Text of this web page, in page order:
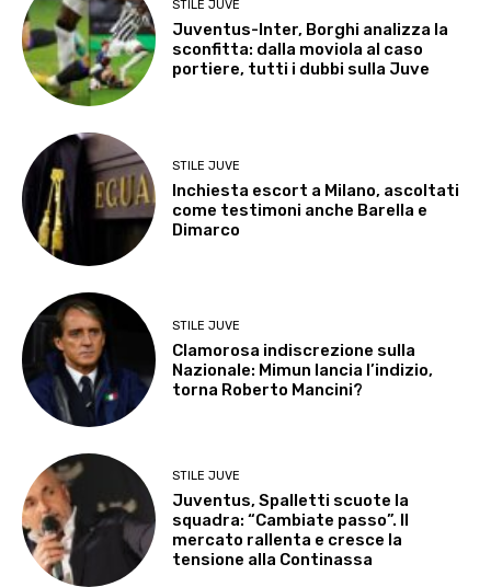
STILE JUVE
Juventus-Inter, Borghi analizza la
sconfitta: dalla moviola al caso
portiere, tutti i dubbi sulla Juve
STILE JUVE
Inchiesta escort a Milano, ascoltati
come testimoni anche Barella e
Dimarco
STILE JUVE
Clamorosa indiscrezione sulla
Nazionale: Mimun lancia l’indizio,
torna Roberto Mancini?
STILE JUVE
Juventus, Spalletti scuote la
squadra: “Cambiate passo”. Il
mercato rallenta e cresce la
tensione alla Continassa